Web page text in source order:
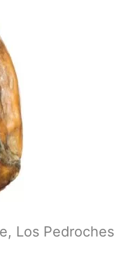
Los Pedroches